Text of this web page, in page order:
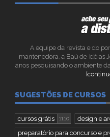
A equipe da revista e do
mantenedora, a Baú de Idéias
anos pesquisando o ambiente
[
SUGESTÕES DE CURSOS
cursos grátis 1110 design e
preparatório para concurso e